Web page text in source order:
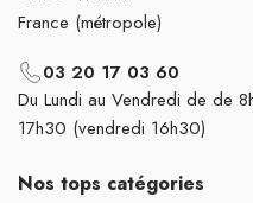
France (métropole)
03 20 17 03 60
Du Lundi au Vendredi de de
17h30 (vendredi 16h30)
Nos tops catégories